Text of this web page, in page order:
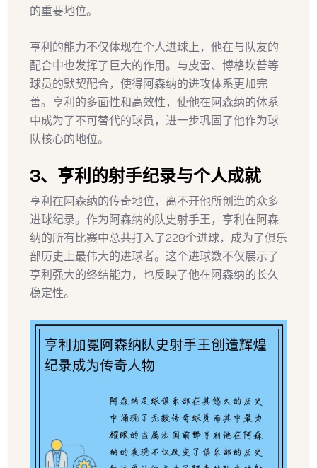
的重要地位。
亨利的能力不仅体现在个人进球上，他在与队友的
配合中也发挥了巨大的作用。与皮雷、博格坎普等
球员的默契配合，使得阿森纳的进攻体系更加完
善。亨利的多面性和高效性，使他在阿森纳的体系
中成为了不可替代的球员，进一步巩固了他作为球
队核心的地位。
3、亨利的射手纪录与个人成就
亨利在阿森纳的传奇地位，离不开他所创造的众多
进球纪录。作为阿森纳的队史射手王，亨利在阿森
纳的所有比赛中总共打入了228个进球，成为了俱乐
部历史上最伟大的进球者。这个进球数不仅展示了
亨利强大的终结能力，也反映了他在阿森纳的长久
稳定性。